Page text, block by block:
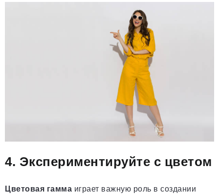
4. Экспериментируйте с цветом
Цветовая гамма играет важную роль в создании